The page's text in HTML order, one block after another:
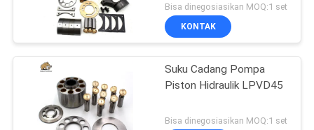
Bisa dinegosiasikan MOQ:1 set
KONTAK
Suku Cadang Pompa
Piston Hidraulik LPVD45
Bisa dinegosiasikan MOQ:1 set